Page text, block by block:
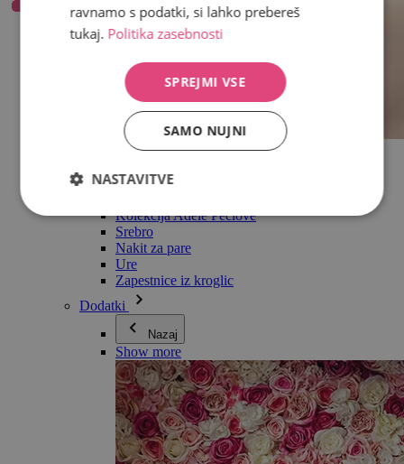
Vse v kategoriji Nakit
Zapestnice
Kolekcija Adéle Pečlové
Srebro
Nakit za pare
Ure
Zapestnice iz kroglic
Dodatki
Nazaj
Show more
ravnamo s podatki, si lahko prebereš
tukaj. Politika zasebnosti
SPREJMI VSE
SAMO NUJNI
NASTAVITVE